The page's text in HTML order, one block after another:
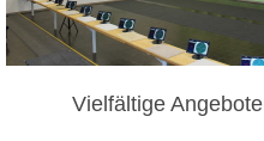
Vielfältige Angebote